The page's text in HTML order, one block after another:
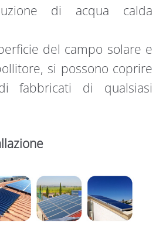
di acqua calda
del campo solare e
si possono coprire
fabbricati di qualsiasi